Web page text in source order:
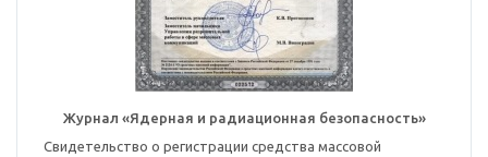
Журнал «Ядерная и радиационная безопасность»
Свидетельство о регистрации средства массовой